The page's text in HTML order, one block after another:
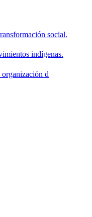
social.
indígenas.
d